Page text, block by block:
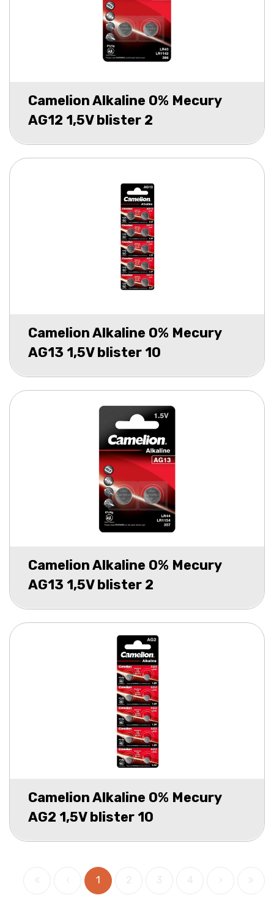
Camelion Alkaline 0% Mecury
AG12 1,5V blister 2
Camelion Alkaline 0% Mecury
AG13 1,5V blister 10
Camelion Alkaline 0% Mecury
AG13 1,5V blister 2
Camelion Alkaline 0% Mecury
AG2 1,5V blister 10
1